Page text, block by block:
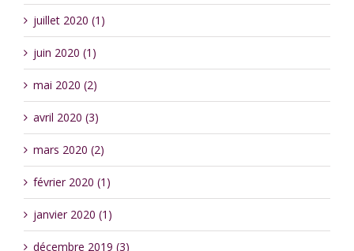
juillet 2020 (1)
juin 2020 (1)
mai 2020 (2)
avril 2020 (3)
mars 2020 (2)
février 2020 (1)
janvier 2020 (1)
décembre 2019 (3)